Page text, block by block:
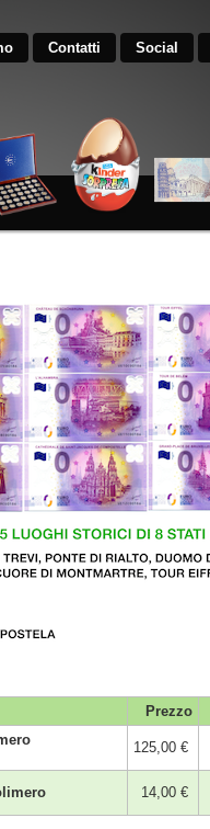
Contatti Social
Prezzo
125,00 €
14,00 €